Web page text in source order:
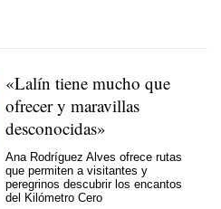
«Lalín tiene mucho que
ofrecer y maravillas
desconocidas»
Ana Rodríguez Alves ofrece rutas
que permiten a visitantes y
peregrinos descubrir los encantos
del Kilómetro Cero